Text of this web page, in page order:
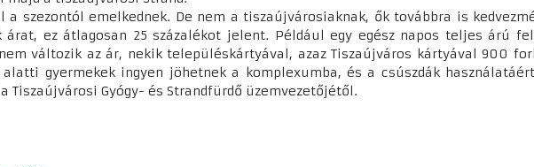
a szezontól emelkednek. De nem a tiszaújvárosiaknak, ők továbbra is
árat, ez átlagosan 25 százalékot jelent. Például egy egész napos teljes árú
változik az ár, nekik településkártyával, azaz Tiszaújváros kártyával 900
gyermekek ingyen jöhetnek a komplexumba, és a csúszdák
Tiszaújvárosi Gyógy- és Strandfürdő üzemvezetőjétől.